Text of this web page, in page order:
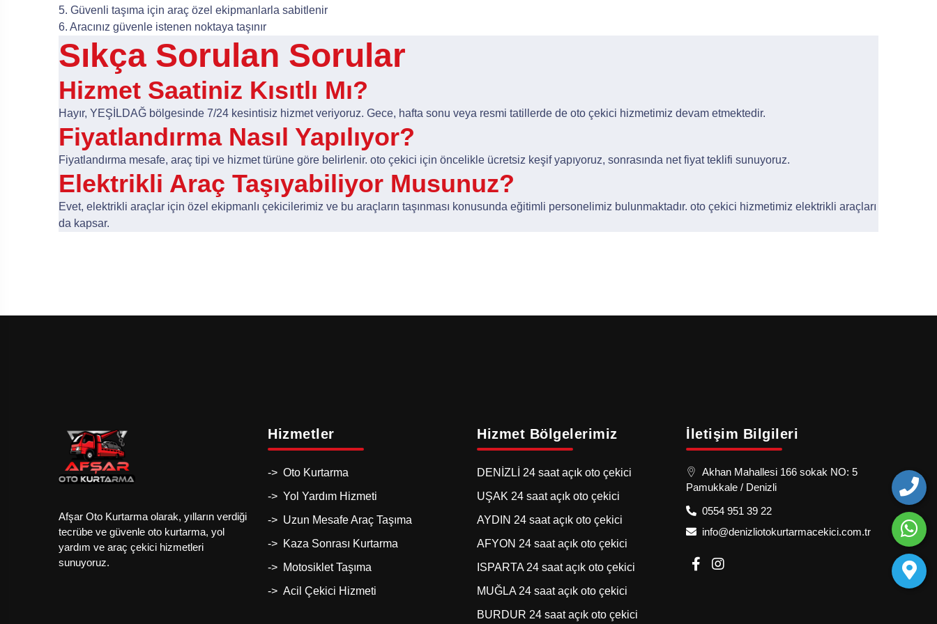
5. Güvenli taşıma için araç özel ekipmanlarla sabitlenir
6. Aracınız güvenle istenen noktaya taşınır
Sıkça Sorulan Sorular
Hizmet Saatiniz Kısıtlı Mı?
Hayır, YEŞİLDAĞ bölgesinde 7/24 kesintisiz hizmet veriyoruz. Gece, hafta sonu veya resmi tatillerde de oto çekici hizmetimiz devam etmektedir.
Fiyatlandırma Nasıl Yapılıyor?
Fiyatlandırma mesafe, araç tipi ve hizmet türüne göre belirlenir. oto çekici için öncelikle ücretsiz keşif yapıyoruz, sonrasında net fiyat teklifi sunuyoruz.
Elektrikli Araç Taşıyabiliyor Musunuz?
Evet, elektrikli araçlar için özel ekipmanlı çekicilerimiz ve bu araçların taşınması konusunda eğitimli personelimiz bulunmaktadır. oto çekici hizmetimiz elektrikli araçları
da kapsar.
Afşar Oto Kurtarma olarak, yılların verdiği
tecrübe ve güvenle oto kurtarma, yol
yardım ve araç çekici hizmetleri
sunuyoruz.
Hizmetler
-> Oto Kurtarma
-> Yol Yardım Hizmeti
-> Uzun Mesafe Araç Taşıma
-> Kaza Sonrası Kurtarma
-> Motosiklet Taşıma
-> Acil Çekici Hizmeti
Hizmet Bölgelerimiz
DENİZLİ 24 saat açık oto çekici
UŞAK 24 saat açık oto çekici
AYDIN 24 saat açık oto çekici
AFYON 24 saat açık oto çekici
ISPARTA 24 saat açık oto çekici
MUĞLA 24 saat açık oto çekici
BURDUR 24 saat açık oto çekici
İletişim Bilgileri
Akhan Mahallesi 166 sokak NO: 5
Pamukkale / Denizli
0554 951 39 22
info@denizliotokurtarmacekici.com.tr